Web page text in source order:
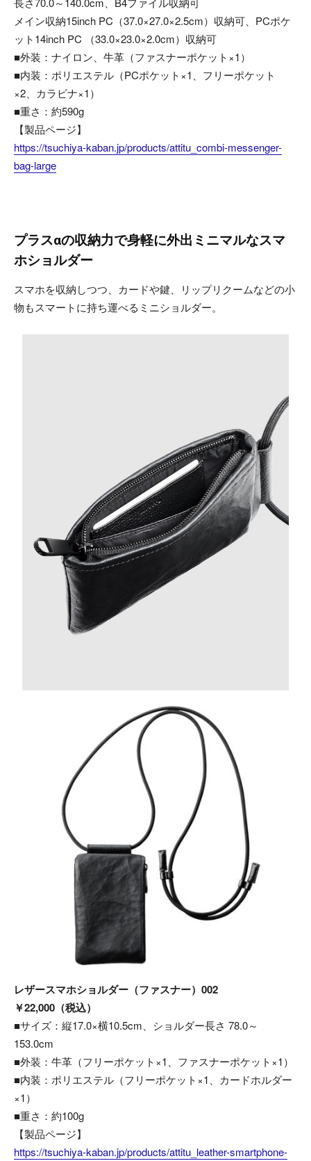
メイン収納15inch PC（37.0×27.0×2.5cm）収納可、PCポケ
ット14inch PC （33.0×23.0×2.0cm）収納可
■外装：ナイロン、牛革（ファスナーポケット×1）
■内装：ポリエステル（PCポケット×1、フリーポケット
×2、カラビナ×1）
■重さ：約590g
【製品ページ】
https://tsuchiya-kaban.jp/products/attitu_combi-messenger-
bag-large
プラスαの収納力で身軽に外出ミニマルなスマ
ホショルダー
スマホを収納しつつ、カードや鍵、リップリクームなどの小
物もスマートに持ち運べるミニショルダー。
レザースマホショルダー（ファスナー）002
￥22,000（税込）
■サイズ：縦17.0×横10.5cm、ショルダー長さ 78.0～
153.0cm
■外装：牛革（フリーポケット×1、ファスナーポケット×1）
■内装：ポリエステル（フリーポケット×1、カードホルダー
×1）
■重さ：約100g
【製品ページ】
https://tsuchiya-kaban.jp/products/attitu_leather-smartphone-